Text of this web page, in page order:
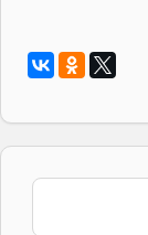
Поиск